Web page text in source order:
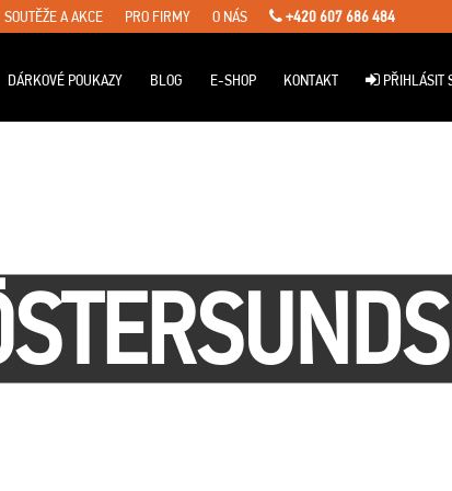
SOUTĚŽE A AKCE PRO FIRMY O NÁS +420 607 686 484
DÁRKOVÉ POUKAZY BLOG E-SHOP KONTAKT PŘIHLÁSIT